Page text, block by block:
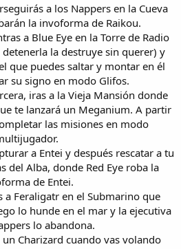
a los Nappers en la Cueva
la invoforma de Raikou.
a Blue Eye en la Torre de Radio
la destruye sin querer) y
que puedes saltar y montar en él
su signo en modo Glifos.
iras a la Vieja Mansión donde
te lanzará un Meganium. A partir
las misiones en modo
a Entei y después rescatar a tu
del Alba, donde Red Eye roba la
de Entei.
a Feraligatr en el Submarino que
lo hunde en el mar y la ejecutiva
lo abandona.
un Charizard cuando vas volando